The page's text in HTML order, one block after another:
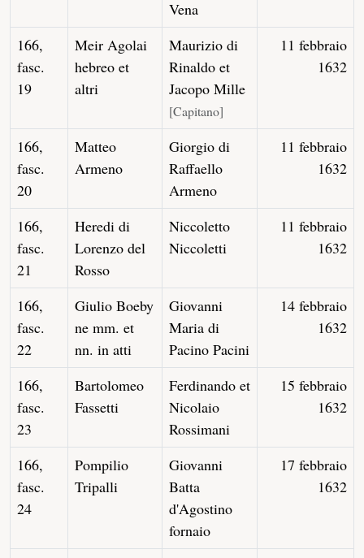
Vena
166,
fasc.
19
Meir Agolai
hebreo et
altri
Maurizio di
Rinaldo et
Jacopo Mille
[Capitano]
11 febbraio
1632
166,
fasc.
20
Matteo
Armeno
Giorgio di
Raffaello
Armeno
11 febbraio
1632
166,
fasc.
21
Heredi di
Lorenzo del
Rosso
Niccoletto
Niccoletti
11 febbraio
1632
166,
fasc.
22
Giulio Boeby
ne mm. et
nn. in atti
Giovanni
Maria di
Pacino Pacini
14 febbraio
1632
166,
fasc.
23
Bartolomeo
Fassetti
Ferdinando et
Nicolaio
Rossimani
15 febbraio
1632
166,
fasc.
24
Pompilio
Tripalli
Giovanni
Batta
d'Agostino
fornaio
17 febbraio
1632